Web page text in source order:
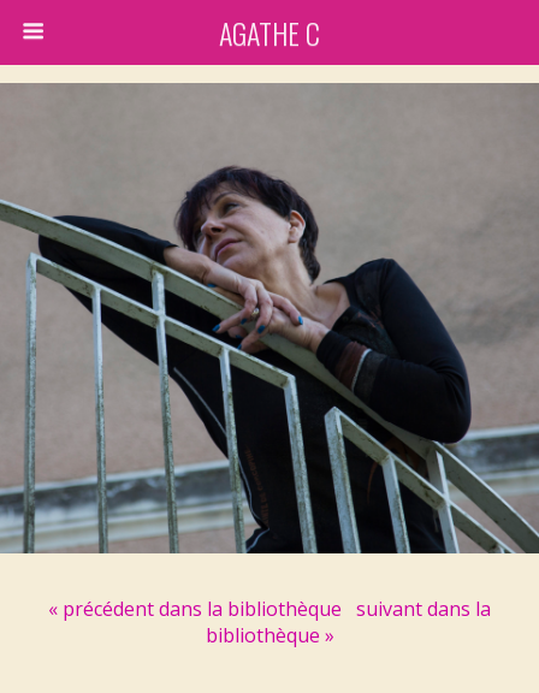
AGATHE C
« précédent dans la bibliothèque suivant dans la
bibliothèque »